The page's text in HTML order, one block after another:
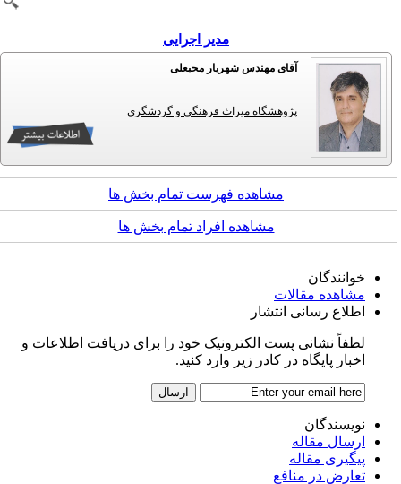
مدیر اجرایی
آقای مهندس شهریار محبعلی
پژوهشگاه میراث فرهنگی و گردشگری
مشاهده فهرست تمام بخش ها
مشاهده افراد تمام بخش ها
خوانندگان
مشاهده مقالات
اطلاع رسانی انتشار
لطفاً نشانی پست الکترونیک خود را برای دریافت اطلاعات و
اخبار پایگاه در کادر زیر وارد کنید.
نویسندگان
ارسال مقاله
پیگیری مقاله
تعارض در منافع